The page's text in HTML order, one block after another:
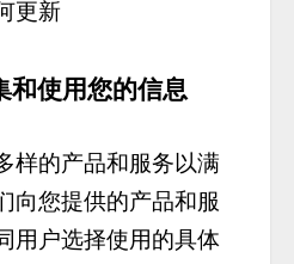
更新
和使用您的信息
样的产品和服务以满
向您提供的产品和服
用户选择使用的具体